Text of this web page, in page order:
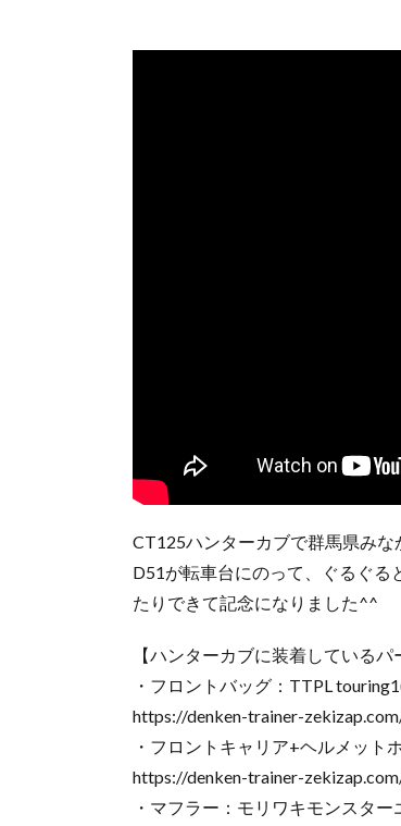
CT125ハンターカブで群馬県み
D51が転車台にのって、ぐるぐる
たりできて記念になりました^^
【ハンターカブに装着しているパ
・フロントバッグ：TTPL
https://denken-trainer-
・フロントキャリア+ヘルメット
https://denken-trainer-
・マフラー：モリワキモンスター